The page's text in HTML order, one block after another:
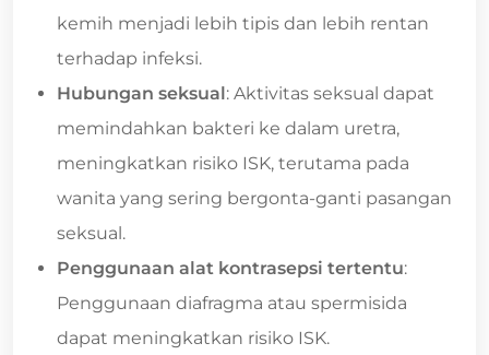
kemih menjadi lebih tipis dan lebih rentan
terhadap infeksi.
Hubungan seksual: Aktivitas seksual dapat
memindahkan bakteri ke dalam uretra,
meningkatkan risiko ISK, terutama pada
wanita yang sering bergonta-ganti pasangan
seksual.
Penggunaan alat kontrasepsi tertentu:
Penggunaan diafragma atau spermisida
dapat meningkatkan risiko ISK.